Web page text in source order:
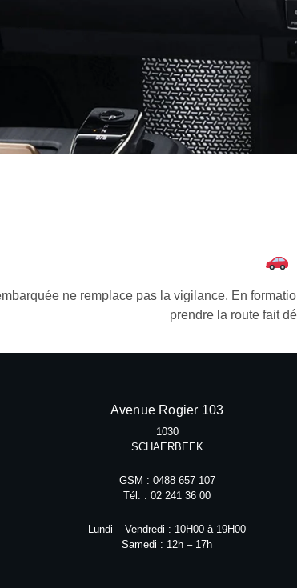
ne remplace pas la vigilance. En
prendre la route fait
Avenue Rogier 103
1030
SCHAERBEEK
GSM : 0488 657 107
Tél. : 02 241 36 00
Lundi – Vendredi : 10H00 à 19H00
Samedi : 12h – 17h